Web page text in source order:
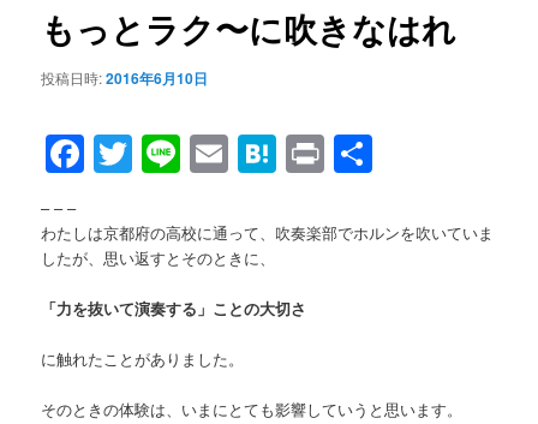
ビ
ゲ
もっとラク〜に吹きなはれ
投稿日時:2016年6月10日
Facebook
Twitter
LineEmailHatena
Print
– – –
わたしは京都府の高校に通って、吹奏楽部でホルンを吹いていま
したが、思い返すとそのときに、
「力を抜いて演奏する」ことの大切さ
に触れたことがありました。
そのときの体験は、いまにとても影響していうと思います。